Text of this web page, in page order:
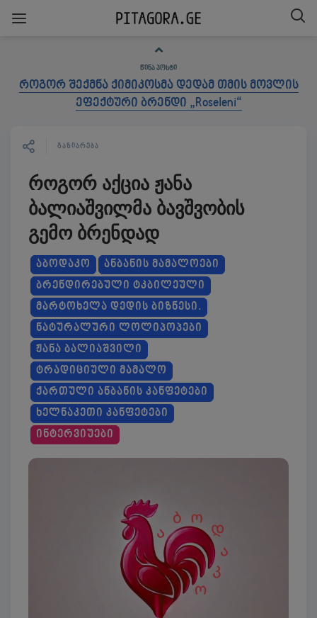
ᲬᲘᲜᲐ ᲞᲝᲡᲢᲘ
როგორ შექმნა ქიმიკოსმა დედამ თმის მოვლის
ეფექტური ბრენდი „Roseleni“
ᲒᲐᲖᲘᲐᲠᲔᲑᲐ
როგორ აქცია ჟანა
ბალიაშვილმა ბავშვობის
გემო ბრენდად
ᲐᲑᲝᲓᲐᲙᲝ
ᲐᲜᲑᲐᲜᲘᲡ ᲛᲐᲛᲐᲚᲝᲔᲑᲘ
ᲑᲠᲔᲜᲓᲘᲠᲔᲑᲣᲚᲘ ᲢᲙᲑᲘᲚᲔᲣᲚᲘ
ᲛᲐᲠᲢᲝᲮᲔᲚᲐ ᲓᲔᲓᲘᲡ ᲑᲘᲖᲜᲔᲡᲘ.
ᲜᲐᲢᲣᲠᲐᲚᲣᲠᲘ ᲚᲝᲚᲘᲞᲝᲞᲔᲑᲘ
ᲟᲐᲜᲐ ᲑᲐᲚᲘᲐᲨᲕᲘᲚᲘ
ᲢᲠᲐᲓᲘᲪᲘᲣᲚᲘ ᲛᲐᲛᲐᲚᲝ
ᲥᲐᲠᲗᲣᲚᲘ ᲐᲜᲑᲐᲜᲘᲡ ᲙᲐᲜᲤᲔᲢᲔᲑᲘ
ᲮᲔᲚᲜᲐᲙᲔᲗᲘ ᲙᲐᲜᲤᲔᲢᲔᲑᲘ
ᲘᲜᲢᲔᲠᲕᲘᲣᲔᲑᲘ